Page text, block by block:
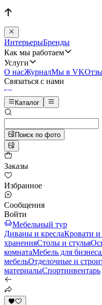
ИнтерьерыБренды
Как мы работаем
Услуги
О насЖурналМы в VK
Связаться с нами
Каталог
Поиск по фото
Заказы
Избранное
Сообщения
Войти
Мебельный тур
Диваны и креслаКровати
храненияСтолы и стулья
комнатаМебель для бизнеса
мебельОтделочные и
материалыСпортинвентарь